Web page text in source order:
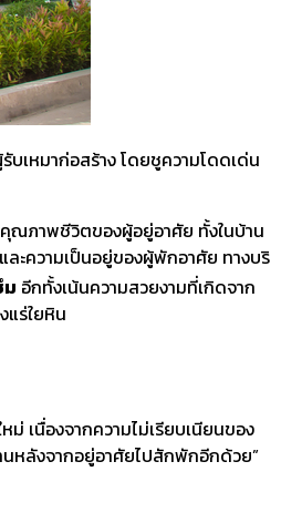
บเหมาก่อสร้าง โดยชูความโดดเด่น
ณภาพชีวิตของผู้อยู่อาศัย ทั้งในบ้าน
ะความเป็นอยู่ของผู้พักอาศัย ทางบริ
ม อีกทั้งเน้นความสวยงามที่เกิดจาก
แร่ใยหิน
เนื่องจากความไม่เรียบเนียนของ
นหลังจากอยู่อาศัยไปสักพักอีกด้วย”